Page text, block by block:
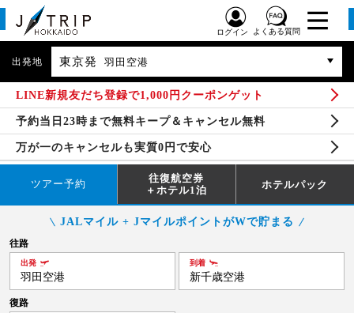
ログイン よくある質問
出発地 東京発 羽田空港
LINE新規友だち登録で1,000円クーポンゲット
予約当日23時まで無料キープ＆キャンセル無料
万が一のキャンセルも実質0円で安心
ツアー予約
往復航空券
＋ホテル1泊
ホテルパック
JALマイル + JマイルポイントがWで貯まる
往路
出発
羽田空港
到着
新千歳空港
復路